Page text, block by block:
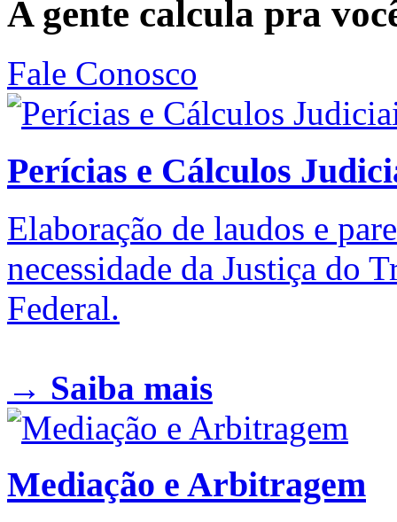
A gente calcula pra
Fale Conosco
Perícias e Cálculos
Elaboração de laudos e
necessidade da Justiça do
Federal.
→ Saiba mais
Mediação e Arbitragem